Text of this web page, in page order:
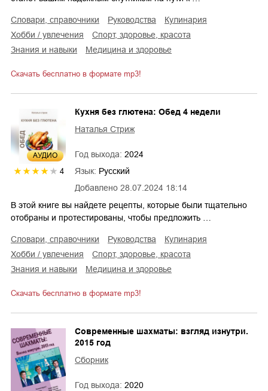
словари, справочники руководства
кулинария
хобби / увлечения
спорт, здоровье, красота
знания и навыки
медицина и здоровье
Скачать бесплатно в формате mp3!
AУДИО
4
Добавлено 28.07.2024 18:14
Кухня без глютена: Обед 4 недели
Наталья Стриж
Год выхода: 2024
Язык: Русский
В этой книге вы найдете рецепты, которые были тщательно
отобраны и протестированы, чтобы предложить …
словари, справочники руководства
кулинария
хобби / увлечения
спорт, здоровье, красота
знания и навыки
медицина и здоровье
Скачать бесплатно в формате mp3!
Современные шахматы: взгляд изнутри.
2015 год
Сборник
Год выхода: 2020